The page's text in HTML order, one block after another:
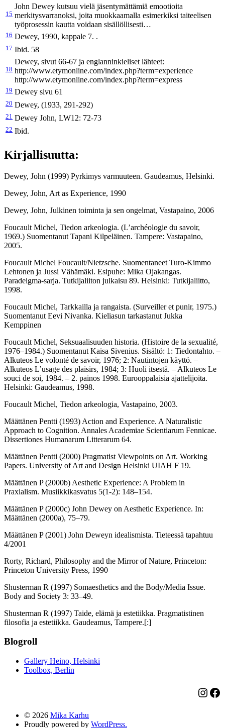
15
John Dewey kutsuu vielä jäsentymättämiä emootioita
merkitysvarranoksi, joita muokkaamalla esimerkiksi taiteelisen
työprosessin kautta voidaan sisällöllisesti…
16 Dewey, 1990, kappale 7. .
17 Ibid. 58
18
Dewey, sivut 66-67 ja englanninkieliset lähteet:
http://www.etymonline.com/index.php?term=experience
http://www.etymonline.com/index.php?term=express
19 Dewey sivu 61
20 Dewey, (1933, 291-292)
21 Dewey John, LW12: 72-73
22 Ibid.
Kirjallisuutta:
Dewey, John (1999) Pyrkimys varmuuteen. Gaudeamus, Helsinki.
Dewey, John, Art as Experience, 1990
Dewey, John, Julkinen toiminta ja sen ongelmat, Vastapaino, 2006
Foucault Michel, Tiedon arkeologia. (L’archéologie du savoir,
1969.) Suomentanut Tapani Kilpeläinen. Tampere: Vastapaino,
2005.
Foucault Michel Foucault/Nietzsche. Suomentaneet Turo-Kimmo
Lehtonen ja Jussi Vähämäki. Esipuhe: Mika Ojakangas.
Paradeigma-sarja. Tutkijaliiton julkaisu 89. Helsinki: Tutkijaliitto,
1998.
Foucault Michel, Tarkkailla ja rangaista. (Surveiller et punir, 1975.)
Suomentanut Eevi Nivanka. Kieliasun tarkastanut Jukka
Kemppinen
Foucault Michel, Seksuaalisuuden historia. (Histoire de la sexualité,
1976–1984.) Suomentanut Kaisa Sivenius. Sisältö: 1: Tiedontahto. –
Alkuteos Le volonté de savoir, 1976; 2: Nautintojen käyttö. –
Alkuteos L’usage des plaisirs, 1984; 3: Huoli itsestä. – Alkuteos Le
souci de soi, 1984. – 2. painos 1998. Eurooppalaisia ajattelijoita.
Helsinki: Gaudeamus, 1998.
Foucault Michel, Tiedon arkeologia, Vastapaino, 2003.
Määttänen Pentti (1993) Action and Experience. A Naturalistic
Approach to Cognition. Annales Academiae Scientiarum Fennicae.
Dissertiones Humanarum Litterarum 64.
Määttänen Pentti (2000) Pragmatist Viewpoints on Art. Working
Papers. University of Art and Design Helsinki UIAH F 19.
Määttänen P (2000b) Aesthetic Experience: A Problem in
Praxialism. Musiikkikasvatus 5(1-2): 148–154.
Määttänen P (2000c) John Dewey on Aesthetic Experience. In:
Määttänen (2000a), 75–79.
Määttänen P (2001) John Deweyn idealismista. Tieteessä tapahtuu
4/2001
Rorty, Richard, Philosophy and the Mirror of Nature, Princeton:
Princeton University Press, 1990
Shusterman R (1997) Somaesthetics and the Body/Media Issue.
Body and Society 3: 33–49.
Shusterman R (1997) Taide, elämä ja estetiikka. Pragmatistinen
filosofia ja estetiikka. Gaudeamus, Tampere.[:]
Blogroll
Gallery Heino, Helsinki
Toolbox, Berlin
© 2026 Mika Karhu
Proudly powered by WordPress.